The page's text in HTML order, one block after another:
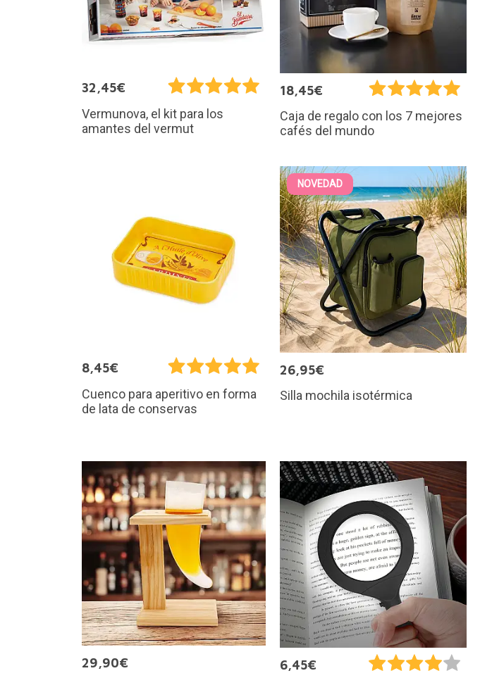
32,45€
Vermunova, el kit para los
amantes del vermut
18,45€
Caja de regalo con los 7 mejores
cafés del mundo
8,45€
Cuenco para aperitivo en forma
de lata de conservas
NOVEDAD
26,95€
Silla mochila isotérmica
29,90€
6,45€